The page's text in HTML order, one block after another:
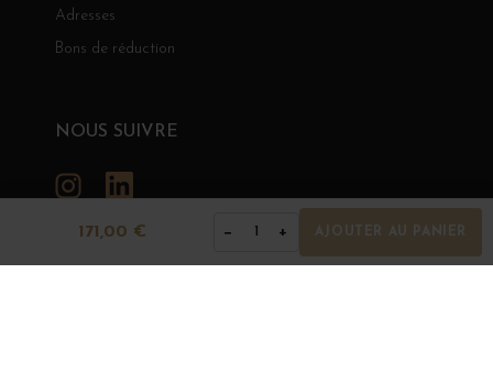
171,00 € − 1 + AJOUTER AU PANIER
Adresses
Bons de réduction
NOUS SUIVRE
Instagram